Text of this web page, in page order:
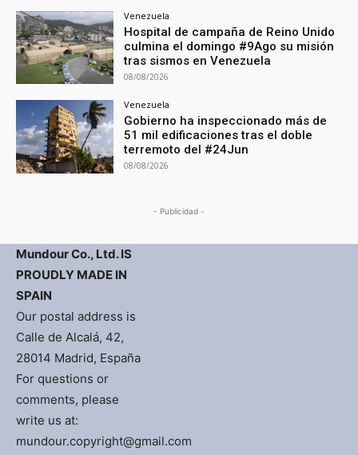
Venezuela
Hospital de campaña de Reino Unido
culmina el domingo #9Ago su misión
tras sismos en Venezuela
08/08/2026
Venezuela
Gobierno ha inspeccionado más de
51 mil edificaciones tras el doble
terremoto del #24Jun
08/08/2026
- Publicidad -
Mundour Co., Ltd. IS
PROUDLY MADE IN
SPAIN
Our postal address is
Calle de Alcalá, 42,
28014 Madrid, España
For questions or
comments, please
write us at:
mundour.copyright@gmail.com